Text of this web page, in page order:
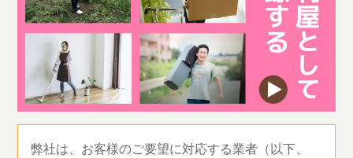
弊社は、お客様のご要望に対応する業者（以下、